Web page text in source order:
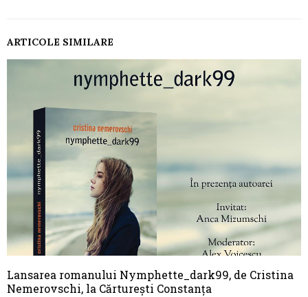
ARTICOLE SIMILARE
Lansarea romanului Nymphette_dark99, de Cristina
Nemerovschi, la Cărturești Constanța